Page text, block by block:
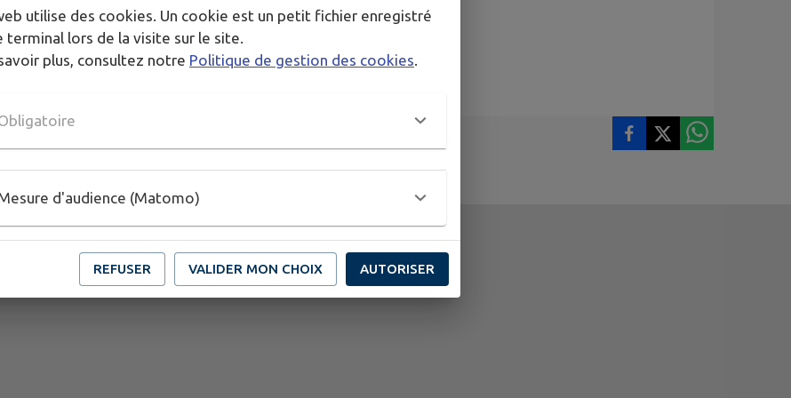
PLUS D'INFORMATIONS
utilise des cookies. Un cookie est un petit fichier enregistré
terminal lors de la visite sur le site.
plus, consultez notre Politique de gestion des cookies
d'audience (Matomo)
REFUSER VALIDER MON CHOIX AUTORISER